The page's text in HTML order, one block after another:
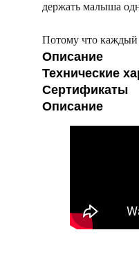
держать малыша
Потому что каждый
Описание
Технические
Сертификаты
Описание